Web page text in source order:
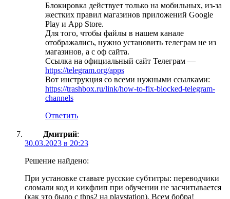
Блокировка действует только на мобильных, из-за
жестких правил магазинов приложений Google
Play и App Store.
Для того, чтобы файлы в нашем канале
отображались, нужно установить телеграм не из
магазинов, а с оф сайта.
Ссылка на официальный сайт Телеграм —
https://telegram.org/apps
Вот инструкция со всеми нужными ссылками:
https://trashbox.ru/link/how-to-fix-blocked-telegram-
channels
Ответить
Дмитрий:
30.03.2023 в 20:23
Решение найдено:
При установке ставьте русские субтитры: переводчики
сломали код и кикфлип при обучении не засчитывается
(как это было с thps2 на playstation). Всем бобра!